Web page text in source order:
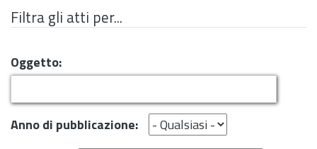
Filtra gli atti per...
Oggetto:
Anno di pubblicazione: